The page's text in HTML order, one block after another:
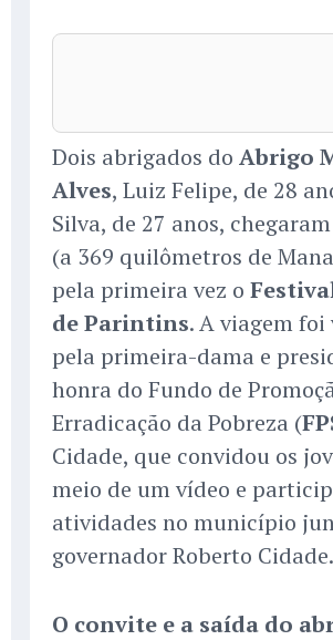
Dois abrigados do Abrigo
Alves, Luiz Felipe, de 28
Silva, de 27 anos,
(a 369 quilômetros de
pela primeira vez o
de Parintins. A viagem
pela primeira-dama e
honra do Fundo de
Erradicação da Pobreza (
Cidade, que convidou os
meio de um vídeo e
atividades no município
governador Roberto Cidade.
O convite e a saída do